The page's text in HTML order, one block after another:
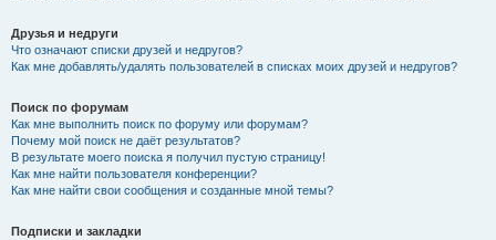
Друзья и недруги
Что означают списки друзей и недругов?
Как мне добавлять/удалять пользователей в списках моих друзей и недругов?
Поиск по форумам
Как мне выполнить поиск по форуму или форумам?
Почему мой поиск не даёт результатов?
В результате моего поиска я получил пустую страницу!
Как мне найти пользователя конференции?
Как мне найти свои сообщения и созданные мной темы?
Подписки и закладки